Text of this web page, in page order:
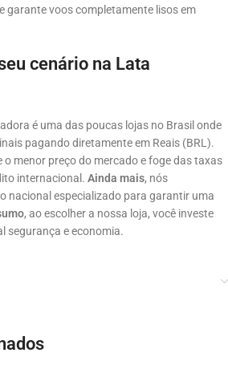
garante voos completamente lisos em
cenário na Lata
é uma das poucas lojas no Brasil onde
pagando diretamente em Reais (BRL).
o menor preço do mercado e foge das taxas
internacional. Ainda mais, nós
nacional especializado para garantir uma
, ao escolher a nossa loja, você investe
segurança e economia.